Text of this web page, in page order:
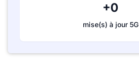
+0
mise(s) à jour 5G